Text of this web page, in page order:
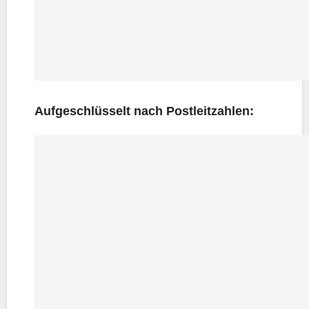
Auf­ge­schlüs­selt nach Postleitzahlen: